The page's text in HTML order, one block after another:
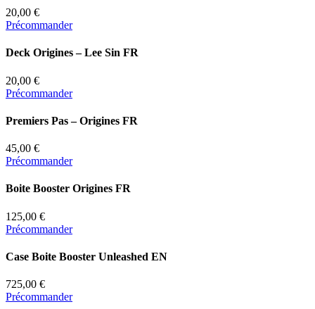
20,00 €
Précommander
Deck Origines – Lee Sin FR
20,00 €
Précommander
Premiers Pas – Origines FR
45,00 €
Précommander
Boite Booster Origines FR
125,00 €
Précommander
Case Boite Booster Unleashed EN
725,00 €
Précommander